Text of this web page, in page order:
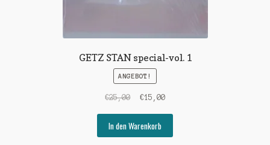
GETZ STAN special-vol. 1
ANGEBOT!
€25,00
Ursprünglicher
war:
€25,00
€15,00Aktueller
€15,00.
In den Warenkorb